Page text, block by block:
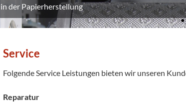
in der Papierherstellung
Service
Folgende Service Leistungen bieten wir unseren
Reparatur